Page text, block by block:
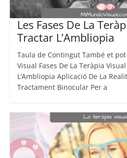
Les Fases De La
Tractar L’Ambliopia
Taula de Contingut També et
Visual Fases De La Teràpia
L’Ambliopia Aplicació De La
Tractament Binocular Per a